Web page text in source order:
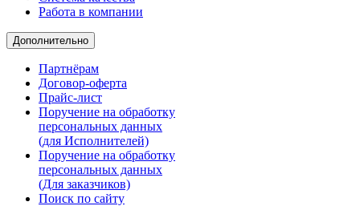
Работа в компании
Дополнительно
Партнёрам
Договор-оферта
Прайс-лист
Поручение на обработку
персональных данных
(для Исполнителей)
Поручение на обработку
персональных данных
(Для заказчиков)
Поиск по сайту